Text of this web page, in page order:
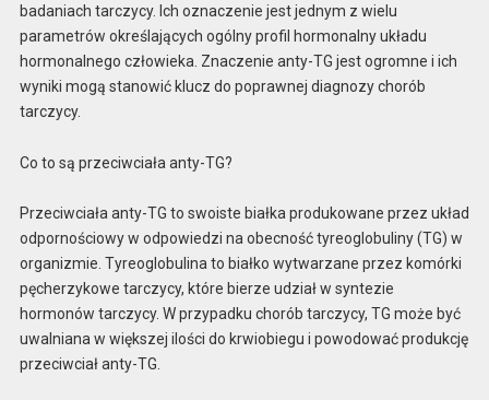
badaniach tarczycy. Ich oznaczenie jest jednym z wielu
parametrów określających ogólny profil hormonalny układu
hormonalnego człowieka. Znaczenie anty-TG jest ogromne i ich
wyniki mogą stanowić klucz do poprawnej diagnozy chorób
tarczycy.
Co to są przeciwciała anty-TG?
Przeciwciała anty-TG to swoiste białka produkowane przez układ
odpornościowy w odpowiedzi na obecność tyreoglobuliny (TG) w
organizmie. Tyreoglobulina to białko wytwarzane przez komórki
pęcherzykowe tarczycy, które bierze udział w syntezie
hormonów tarczycy. W przypadku chorób tarczycy, TG może być
uwalniana w większej ilości do krwiobiegu i powodować produkcję
przeciwciał anty-TG.